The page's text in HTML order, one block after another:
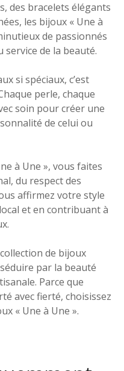
des bracelets élégants
les bijoux « Une à
de passionnés
de la beauté.
si spéciaux, c’est
perle, chaque
soin pour créer une
de celui ou
à Une », vous faites
du respect des
affirmez votre style
et en contribuant à
de bijoux
par la beauté
Parce que
avec fierté, choisissez
« Une à Une ».